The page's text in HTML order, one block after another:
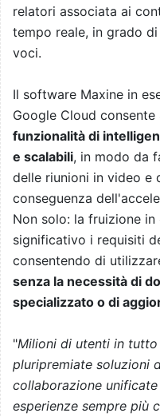
relatori associata ai
tempo reale, in grado
voci.
Il software Maxine in
Google Cloud
funzionalità di
e scalabili, in modo da
delle riunioni in video e
conseguenza
Non solo: la fruizione
significativo i requisiti
consentendo di
senza la necessità di
specializzato o di
"Milioni di utenti in
pluripremiate soluzioni
collaborazione
esperienze sempre più